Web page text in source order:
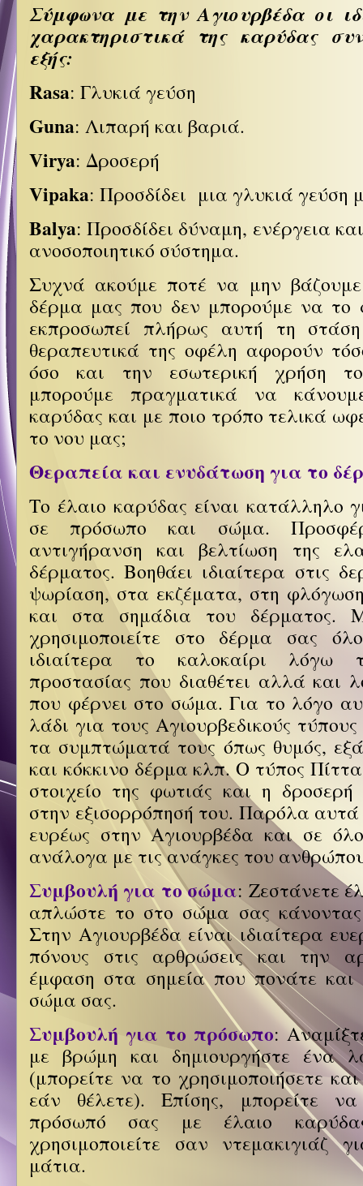
Σύμφωνα με την Αγιουρβέδα οι
χαρακτηριστικά της καρύδας
εξής:
Rasa: Γλυκιά γεύση
Guna: Λιπαρή και βαριά.
Virya: Δροσερή
Vipaka: Προσδίδει μια γλυκιά γεύση
Balya: Προσδίδει δύναμη, ενέργεια
ανοσοποιητικό σύστημα.
Συχνά ακούμε ποτέ να μην
δέρμα μας που δεν μπορούμε να
εκπροσωπεί πλήρως αυτή τη
θεραπευτικά της οφέλη αφορούν
όσο και την εσωτερική χρήση
μπορούμε πραγματικά να
καρύδας και με ποιο τρόπο τελικά
το νου μας;
Θεραπεία και ενυδάτωση για το
Το έλαιο καρύδας είναι κατάλληλο
σε πρόσωπο και σώμα.
αντιγήρανση και βελτίωση της
δέρματος. Βοηθάει ιδιαίτερα στις
ψωρίαση, στα εκζέματα, στη
και στα σημάδια του δέρματος.
χρησιμοποιείτε στο δέρμα σας
ιδιαίτερα το καλοκαίρι λόγω
προστασίας που διαθέτει αλλά και
που φέρνει στο σώμα. Για το λόγο
λάδι για τους Αγιουρβεδικούς
τα συμπτώματά τους όπως θυμός,
και κόκκινο δέρμα κλπ. Ο τύπος
στοιχείο της φωτιάς και η
στην εξισορρόπησή του. Παρόλα αυτά
ευρέως στην Αγιουρβέδα και σε
ανάλογα με τις ανάγκες του
Συμβουλή για το σώμα: Ζεστάνετε
απλώστε το στο σώμα σας
Στην Αγιουρβέδα είναι ιδιαίτερα
πόνους στις αρθρώσεις και την
έμφαση στα σημεία που πονάτε και
σώμα σας.
Συμβουλή για το πρόσωπο:
με βρώμη και δημιουργήστε ένα
(μπορείτε να το χρησιμοποιήσετε
εάν θέλετε). Επίσης, μπορείτε
πρόσωπό σας με έλαιο
χρησιμοποιείτε σαν ντεμακιγιάζ
μάτια.